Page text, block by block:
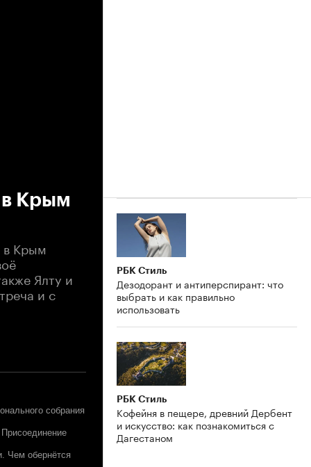
в Крым
в Крым
Ялту и
и с
собрания
Чем обернётся
РБК Стиль
Дезодорант и антиперспирант: что
выбрать и как правильно
использовать
РБК Стиль
Кофейня в пещере, древний Дербент
и искусство: как познакомиться с
Дагестаном